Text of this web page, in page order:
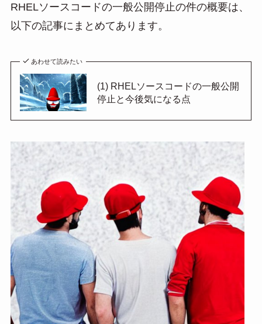
RHELソースコードの一般公開停止の件の概要は、
以下の記事にまとめてあります。
あわせて読みたい
(1) RHELソースコードの一般公開
停止と今後気になる点